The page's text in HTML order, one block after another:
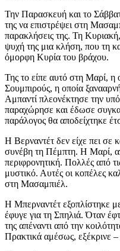
Την Παρασκευή και το
της να επιστρέψει στη
παρακλήσεις της. Τη
ψυχή της μια κλήση, που τη
όμορφη Κυρία του βράχου.
Της το είπε αυτό στη Μαρί, η
Σουμπιρούς, η οποία
Αμπαντί πλεονέκτησε την
παραχώρησε και έδωσε
παράλογος θα αποδείχτηκε
Η Βερναντέτ δεν είχε πει σε
συνέβη τη Πέμπτη. Η Μαρί,
περιφρονητική. Πολλές από
μυστικό. Αυτές οι κοπέλες
στη Μασαμπιέλ.
Η Μπερναντέτ εξοπλίστηκε
έφυγε για τη Σπηλιά. Όταν
της απέναντι από την
Πρακτικά αμέσως, εξέκρινε